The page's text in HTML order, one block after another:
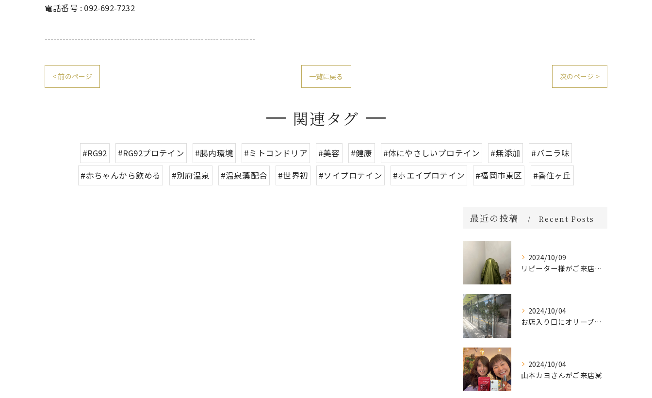
電話番号 : 092-692-7232
----------------------------------------------------------------------
< 前のページ 一覧に戻る 次のページ >
関連タグ
#RG92 #RG92プロテイン #腸内環境 #ミトコンドリア #美容 #健康 #体にやさしいプロテイン #無添加
#バニラ味
#赤ちゃんから飲める
#別府温泉 #温泉藻配合 #世界初 #ソイプロテイン #ホエイプロテイン #福岡市東区 #香住ヶ丘
最近の投稿 Recent Posts
2024/10/09
リピーター様がご来店🌿オーガニックよもぎハーブ蒸し
2024/10/04
お店入り口にオリーブの木を置きました🌲
2024/10/04
山本カヨさんがご来店💓